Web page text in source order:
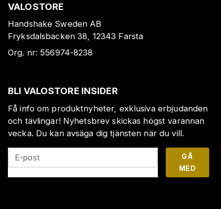
VALOSTORE
Handshake Sweden AB
Fryksdalsbacken 38, 12343 Farsta
Org. nr: 556974-8238
BLI VALOSTORE INSIDER
Få info om produktnyheter, exklusiva erbjudanden
och tävlingar! Nyhetsbrev skickas högst varannan
vecka. Du kan avsäga dig tjänsten när du vill.
E-post
GÅ
MED